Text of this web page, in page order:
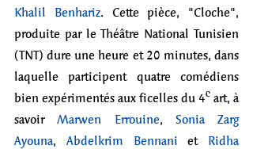
Khalil Benhariz. Cette pièce, "Cloche",
produite par le Théâtre National Tunisien
(TNT) dure une heure et 20 minutes, dans
laquelle participent quatre comédiens
bien expérimentés aux ficelles du 4ᵉ art, à
savoir Marwen Errouine, Sonia Zarg
Ayouna, Abdelkrim Bennani et Ridha